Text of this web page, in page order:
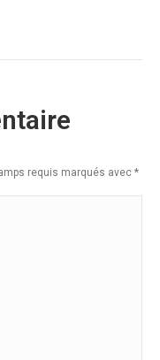
requis marqués avec *